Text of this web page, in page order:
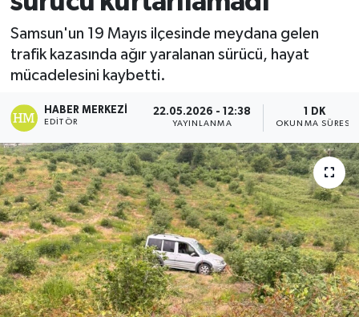
Samsun'un 19 Mayıs ilçesinde meydana gelen
trafik kazasında ağır yaralanan sürücü, hayat
mücadelesini kaybetti.
HABER MERKEZI
EDITÖR
22.05.2026 - 12:38
YAYINLANMA
1 DK
OKUNMA SÜRESI
Ekonomi
Sağlık
Tokat Haber